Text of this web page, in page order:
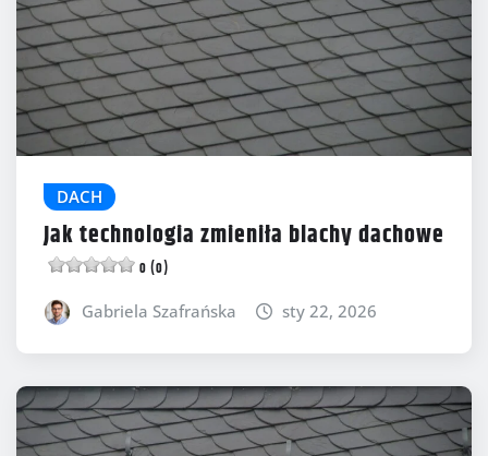
DACH
Jak technologia zmieniła blachy dachowe
0 (0)
Gabriela Szafrańska sty 22, 2026